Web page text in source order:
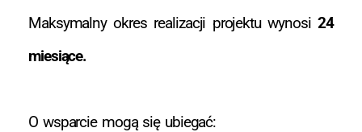
Maksymalny okres realizacji projektu wynosi24
miesiące.
O wsparcie mogą się ubiegać: